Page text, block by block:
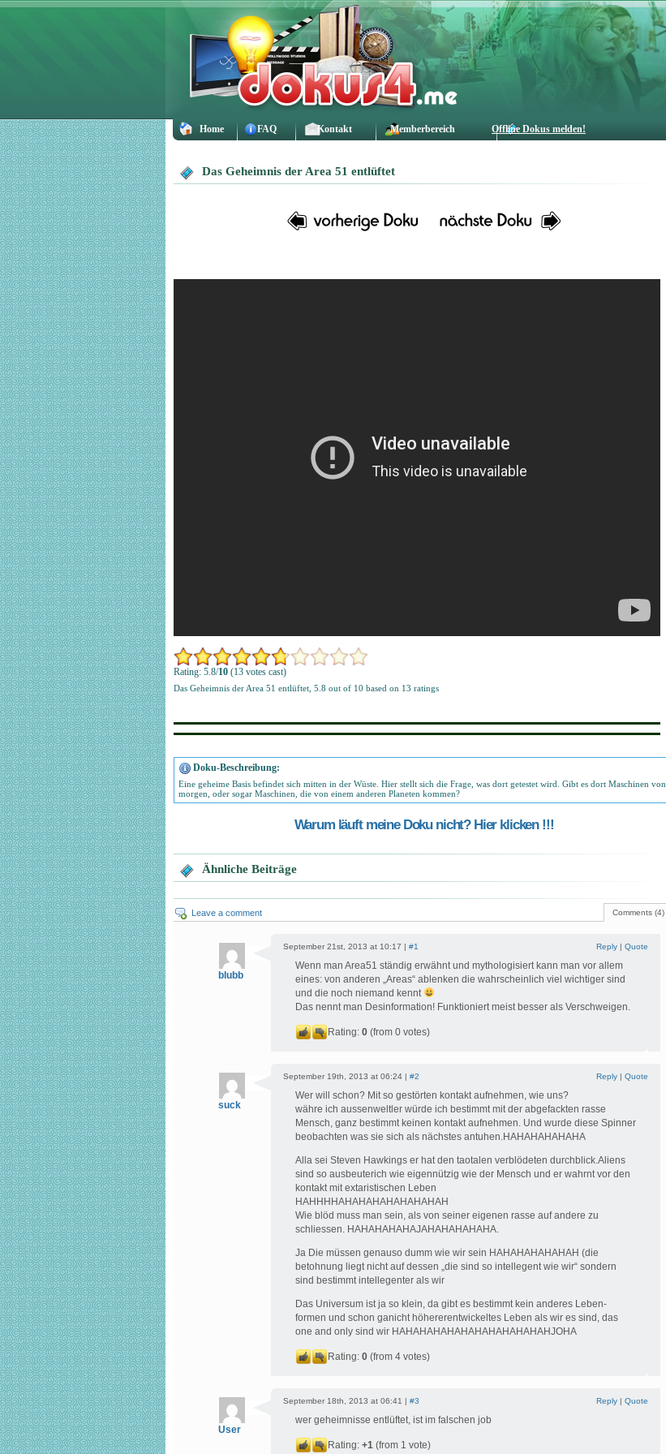
Home FAQ Kontakt Memberbereich Offline Dokus melden!
Das Geheimnis der Area 51 entlüftet
Rating: 5.8/10 (13 votes cast)
Das Geheimnis der Area 51 entlüftet 5.8 out of 10 based on 13 ratings
Doku-Beschreibung:
Eine geheime Basis befindet sich mitten in der Wüste. Hier stellt sich die Frage, was dort getestet wird. Gibt es dort Maschinen von
morgen, oder sogar Maschinen, die von einem anderen Planeten kommen?
Warum läuft meine Doku nicht? Hier klicken !!!
Ähnliche Beiträge
Comments (4)
Leave a comment
blubb
September 21st, 2013 at 10:17 | #1 Reply | Quote
Wenn man Area51 ständig erwähnt und mythologisiert kann man vor allem
eines: von anderen „Areas“ ablenken die wahrscheinlich viel wichtiger sind
und die noch niemand kennt
Das nennt man Desinformation! Funktioniert meist besser als Verschweigen.
Rating: 0 (from 0 votes)
suck
September 19th, 2013 at 06:24 | #2 Reply | Quote
Wer will schon? Mit so gestörten kontakt aufnehmen, wie uns?
währe ich aussenweltler würde ich bestimmt mit der abgefackten rasse
Mensch, ganz bestimmt keinen kontakt aufnehmen. Und wurde diese Spinner
beobachten was sie sich als nächstes antuhen.HAHAHAHAHAHA
Alla sei Steven Hawkings er hat den taotalen verblödeten durchblick.Aliens
sind so ausbeuterich wie eigennützig wie der Mensch und er wahrnt vor den
kontakt mit extaristischen Leben
HAHHHHAHAHAHAHAHAHAHAH
Wie blöd muss man sein, als von seiner eigenen rasse auf andere zu
schliessen. HAHAHAHAHAJAHAHAHAHAHA.
Ja Die müssen genauso dumm wie wir sein HAHAHAHAHAHAH (die
betohnung liegt nicht auf dessen „die sind so intellegent wie wir“ sondern
sind bestimmt intellegenter als wir
Das Universum ist ja so klein, da gibt es bestimmt kein anderes Leben-
formen und schon ganicht höhererentwickeltes Leben als wir es sind, das
one and only sind wir HAHAHAHAHAHAHAHAHAHAHAHJOHA
Rating: 0 (from 4 votes)
User
September 18th, 2013 at 06:41 | #3 Reply | Quote
wer geheimnisse entlüftet, ist im falschen job
Rating: +1 (from 1 vote)